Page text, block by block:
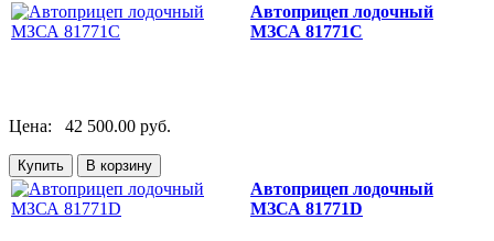
Автоприцеп лодочный
МЗСА 81771С
Цена: 42 500.00 руб.
Автоприцеп лодочный
МЗСА 81771D